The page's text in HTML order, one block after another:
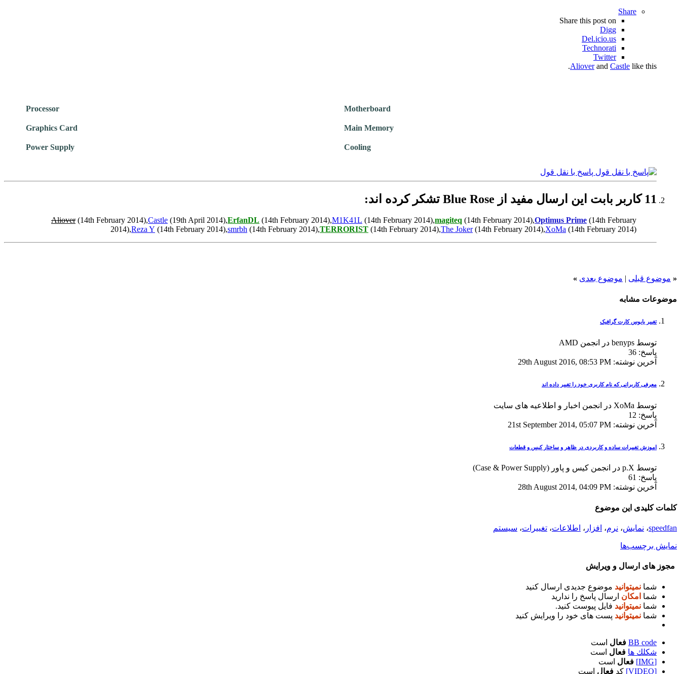
Share
Share this post on
Digg
Del.icio.us
Technorati
Twitter
Alioverand Castle like this.
Motherboard
Processor
Main Memory
Graphics Card
Cooling
Power Supply
پاسخ با نقل قول
11 کاربر بابت این ارسال مفید از Blue Rose تشکر کرده اند:
Aliover(14th February 2014),Castle (19th April 2014),ErfanDL (14th February 2014),M1K41L (14th February 2014),magiteq (14th February 2014),Optimus Prime (14th February
2014),Reza Y (14th February 2014),smrbh (14th February 2014),TERRORIST (14th February 2014),The Joker(14th February 2014),XoMa (14th February 2014)
« موضوع قبلی | موضوع بعدی »
موضوعات مشابه
تغییر بایوس کارت گرافیک
توسط benyps در انجمن AMD
پاسخ:
آخرين نوشته: 08:53 PM
معرفی کاربرانی که نام کاربری خود را تغییر داده اند
توسط XoMa در انجمن اخبار و اطلاعیه های سایت
پاسخ:
آخرين نوشته: 05:07 PM
اموزش تغییرات ساده و کاربردی در ظاهر و ساختار کیس و قطعات
توسط p.X در انجمن کیس و پاور (Case & Power Supply)
پاسخ:
آخرين نوشته: 04:09 PM
کلمات کلیدی این موضوع
speedfan، نمایش، نرم، افزار ، اطلاعات، تغییرات، سیستم
نمایش برچسب‌ها
مجوز های ارسال و ویرایش
شما نمیتوانید موضوع جدیدی ارسال کنید
شما امکان ارسال پاسخ را ندارید
شما نمیتوانید فایل پیوست کنید.
شما نمیتوانید پست های خود را ویرایش کنید
BB code فعال است
شكلك ها فعال است
[IMG]
فعال است
[VIDEO]
کد فعال است